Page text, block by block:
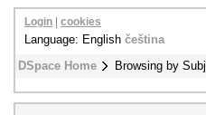
DSpace Home Browsing by
Login cookies
Language: English čeština